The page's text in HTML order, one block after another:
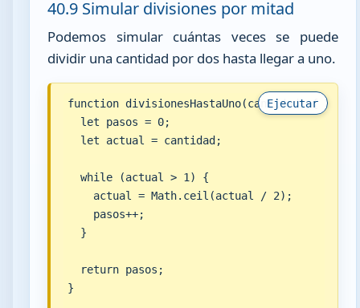
40.9 Simular divisiones por mitad
Podemos simular cuántas veces se puede
dividir una cantidad por dos hasta llegar a uno.
Ejecutar
function divisionesHastaUno(cantidad) {
  let pasos = 0;
  let actual = cantidad;
  while (actual > 1) {
    actual = Math.ceil(actual / 2);
    pasos++;
  }
  return pasos;
}